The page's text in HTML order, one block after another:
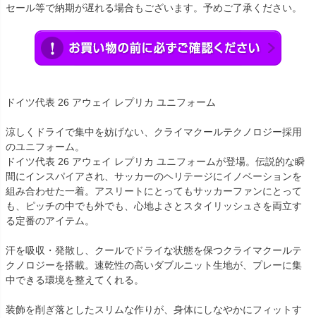
セール等で納期が遅れる場合もございます。予めご了承ください。
ドイツ代表 26 アウェイ レプリカ ユニフォーム
涼しくドライで集中を妨げない、クライマクールテクノロジー採用
のユニフォーム。
ドイツ代表 26 アウェイ レプリカ ユニフォームが登場。伝説的な瞬
間にインスパイアされ、サッカーのヘリテージにイノベーションを
組み合わせた一着。アスリートにとってもサッカーファンにとって
も、ピッチの中でも外でも、心地よさとスタイリッシュさを両立す
る定番のアイテム。
汗を吸収・発散し、クールでドライな状態を保つクライマクールテ
クノロジーを搭載。速乾性の高いダブルニット生地が、プレーに集
中できる環境を整えてくれる。
装飾を削ぎ落としたスリムな作りが、身体にしなやかにフィットす